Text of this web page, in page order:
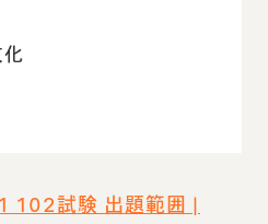
化
102試験 出題範囲 |